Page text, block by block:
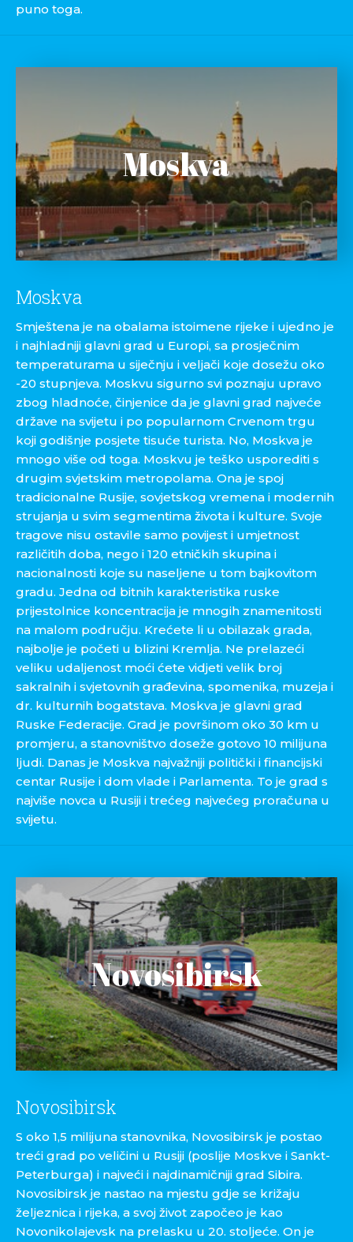
puno toga.
Moskva
Moskva
Smještena je na obalama istoimene rijeke i ujedno je
i najhladniji glavni grad u Europi, sa prosječnim
temperaturama u siječnju i veljači koje dosežu oko
-20 stupnjeva. Moskvu sigurno svi poznaju upravo
zbog hladnoće, činjenice da je glavni grad najveće
države na svijetu i po popularnom Crvenom trgu
koji godišnje posjete tisuće turista. No, Moskva je
mnogo više od toga. Moskvu je teško usporediti s
drugim svjetskim metropolama. Ona je spoj
tradicionalne Rusije, sovjetskog vremena i modernih
strujanja u svim segmentima života i kulture. Svoje
tragove nisu ostavile samo povijest i umjetnost
različitih doba, nego i 120 etničkih skupina i
nacionalnosti koje su naseljene u tom bajkovitom
gradu. Jedna od bitnih karakteristika ruske
prijestolnice koncentracija je mnogih znamenitosti
na malom području. Krećete li u obilazak grada,
najbolje je početi u blizini Kremlja. Ne prelazeći
veliku udaljenost moći ćete vidjeti velik broj
sakralnih i svjetovnih građevina, spomenika, muzeja i
dr. kulturnih bogatstava. Moskva je glavni grad
Ruske Federacije. Grad je površinom oko 30 km u
promjeru, a stanovništvo doseže gotovo 10 milijuna
ljudi. Danas je Moskva najvažniji politički i financijski
centar Rusije i dom vlade i Parlamenta. To je grad s
najviše novca u Rusiji i trećeg najvećeg proračuna u
svijetu.
Novosibirsk
Novosibirsk
S oko 1,5 milijuna stanovnika, Novosibirsk je postao
treći grad po veličini u Rusiji (poslije Moskve i Sankt-
Peterburga) i najveći i najdinamičniji grad Sibira.
Novosibirsk je nastao na mjestu gdje se križaju
željeznica i rijeka, a svoj život započeo je kao
Novonikolajevsk na prelasku u 20. stoljeće. On je